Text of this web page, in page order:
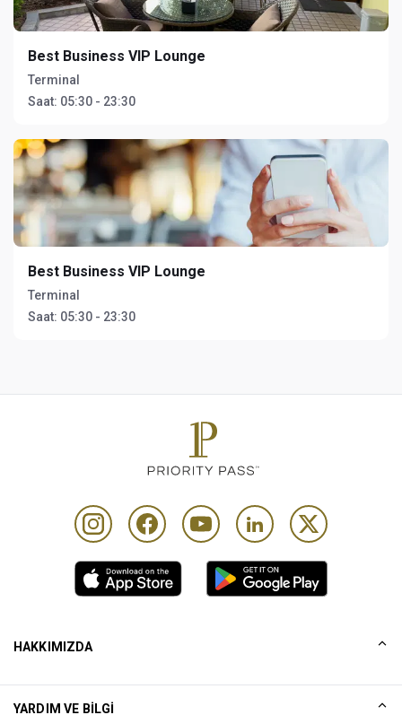
Best Business VIP Lounge
Terminal
Saat: 05:30 - 23:30
Best Business VIP Lounge
Terminal
Saat: 05:30 - 23:30
HAKKIMIZDA
YARDIM VE BILGI